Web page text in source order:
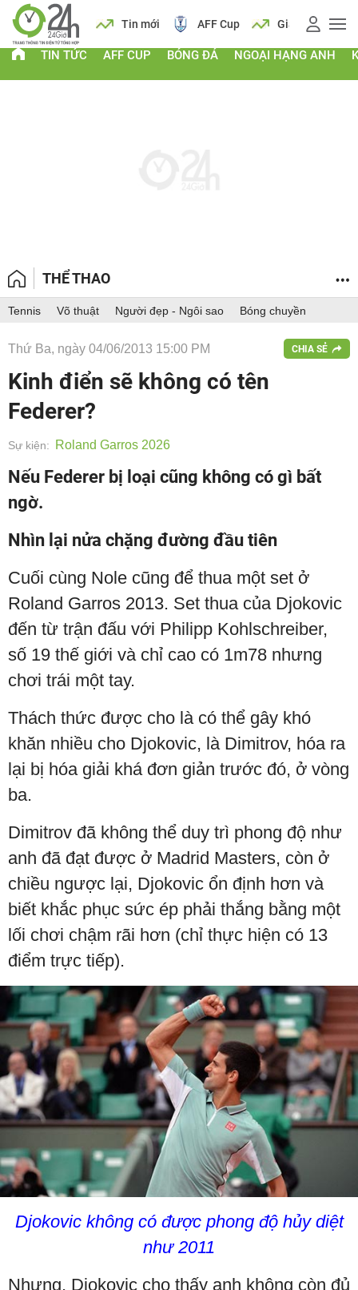
Lịch Tin mới AFF Cup Giá vàng
TIN TỨC AFF CUP BÓNG ĐÁ NGOẠI HẠNG ANH
THỂ THAO
Tennis Võ thuật Người đẹp - Ngôi sao Bóng chuyền
Thứ Ba, ngày 04/06/2013 15:00 PM CHIA SẺ
Kinh điển sẽ không có tên
Federer?
Sự kiện: Roland Garros 2026
Nếu Federer bị loại cũng không có gì bất
ngờ.
Nhìn lại nửa chặng đường đầu tiên
Cuối cùng Nole cũng để thua một set ở
Roland Garros 2013. Set thua của Djokovic
đến từ trận đấu với Philipp Kohlschreiber,
số 19 thế giới và chỉ cao có 1m78 nhưng
chơi trái một tay.
Thách thức được cho là có thể gây khó
khăn nhiều cho Djokovic, là Dimitrov, hóa ra
lại bị hóa giải khá đơn giản trước đó, ở vòng
ba.
Dimitrov đã không thể duy trì phong độ như
anh đã đạt được ở Madrid Masters, còn ở
chiều ngược lại, Djokovic ổn định hơn và
biết khắc phục sức ép phải thắng bằng một
lối chơi chậm rãi hơn (chỉ thực hiện có 13
điểm trực tiếp).
Djokovic không có được phong độ hủy diệt
như 2011
Nhưng, Djokovic cho thấy anh không còn đủ